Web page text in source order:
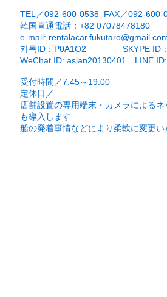
TEL／092-600-0538 FAX／092-600-
​韓国直通電話：+82 07078478180
e-mail:
카톡ID：P0A1O2 SKYPE ID：
WeChat ID: asian20130401 LINE
受付時間／7:45～19:00
定休日／
店舗設置の専用端末・カメラによるネ
も導入します
船の発着事情などにより柔軟に変更い